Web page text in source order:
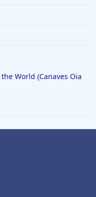
World (Canaves Oia